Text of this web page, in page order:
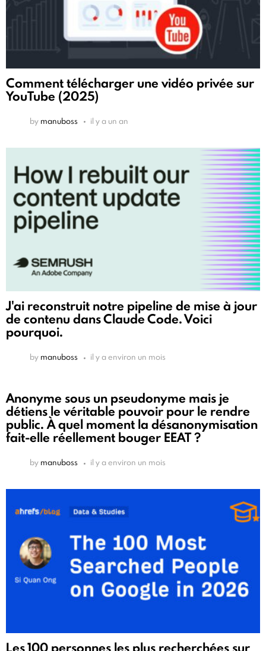
Comment télécharger une vidéo privée sur
YouTube (2025)
by manuboss il y a un an
J'ai reconstruit notre pipeline de mise à jour
de contenu dans Claude Code. Voici
pourquoi.
by manuboss il y a environ un mois
Anonyme sous un pseudonyme mais je
détiens le véritable pouvoir pour le rendre
public. À quel moment la désanonymisation
fait-elle réellement bouger EEAT ?
by manuboss il y a environ un mois